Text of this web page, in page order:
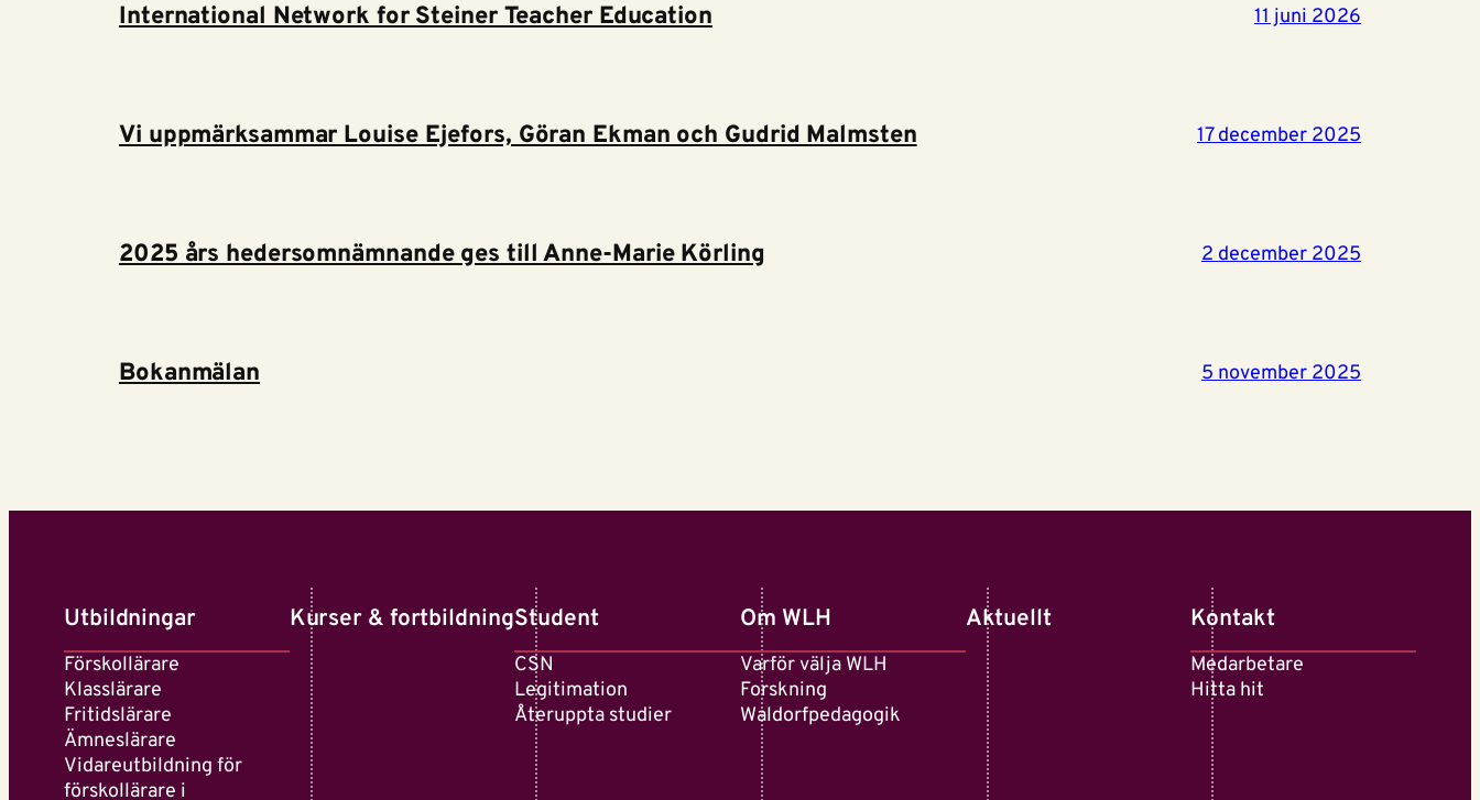
International Network for Steiner Teacher Education 11 juni 2026
Vi uppmärksammar Louise Ejefors, Göran Ekman och Gudrid Malmsten 17 december 2025
2025 års hedersomnämnande ges till Anne-Marie Körling 2 december 2025
Bokanmälan 5 november 2025
Utbildningar
Förskollärare
Klasslärare
Fritidslärare
Ämneslärare
Vidareutbildning för
förskollärare i
Kurser & fortbildningStudent
CSN
Legitimation
Återuppta studier
Om WLH
Varför välja WLH
Forskning
Waldorfpedagogik
Aktuellt Kontakt
Medarbetare
Hitta hit